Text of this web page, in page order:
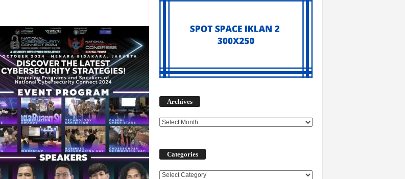
Archives
Categories
Categories